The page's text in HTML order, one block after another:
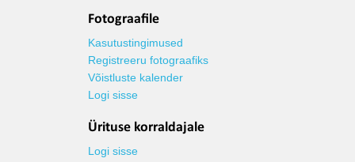
Fotograafile
Kasutustingimused
Registreeru fotograafiks
Võistluste kalender
Logi sisse
Ürituse korraldajale
Logi sisse